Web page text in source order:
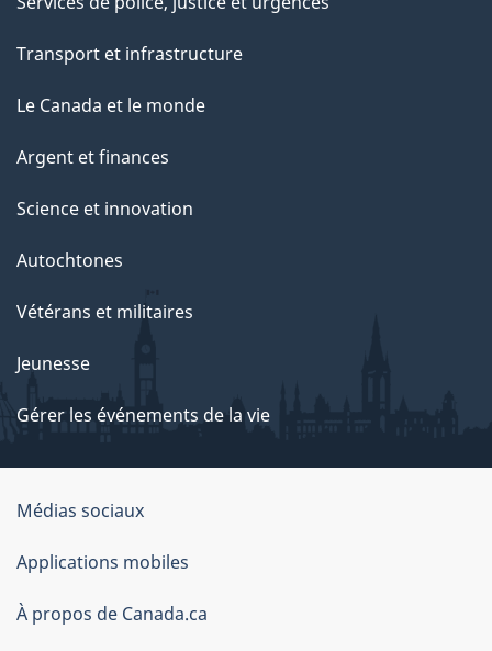
Transport et infrastructure
Le Canada et le monde
Argent et finances
Science et innovation
Autochtones
Vétérans et militaires
Jeunesse
Gérer les événements de la vie
Organisation
du
gouvernement
du
Médias sociaux
Applications mobiles
À propos de Canada.ca